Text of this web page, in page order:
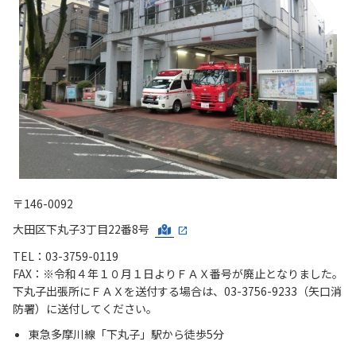
〒146-0092
大田区下丸子3丁目22番8号
TEL：03-3759-0119
FAX：※令和４年１０月１日よりＦＡＸ番号が廃止となりました。
下丸子出張所にＦＡＸを送付する場合は、03-3756-9233（矢口消
防署）に送付してください。
東急多摩川線「下丸子」駅から徒歩5分